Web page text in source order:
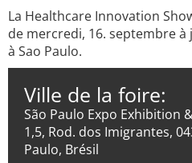
La Healthcare Innovation
de mercredi, 16. septembre
à Sao Paulo.
Ville de la foire:
São Paulo Expo Exhibition
1,5, Rod. dos Imigrantes,
Paulo, Brésil